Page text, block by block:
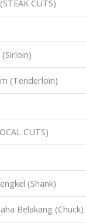
CUTS)
(Tenderloin)
CUTS)
(Shank)
Belakang (Chuck)